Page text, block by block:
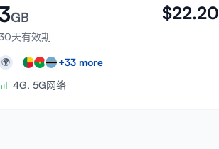
GB
天有效期
$22.20
🌍 +33 more
4G, 5G网络